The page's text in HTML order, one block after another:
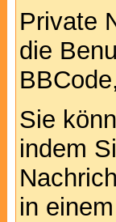
Private
die
Sie
indem
in